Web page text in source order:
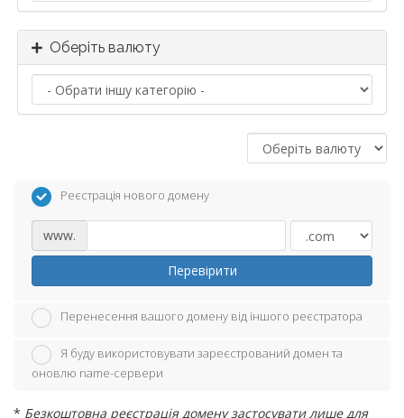
Оберіть валюту
Реєстрація нового домену
www.
Перевірити
Перенесення вашого домену від іншого реєстратора
Я буду використовувати зареєстрований домен та
оновлю name-сервери
* Безкоштовна реєстрація домену застосувати лише для